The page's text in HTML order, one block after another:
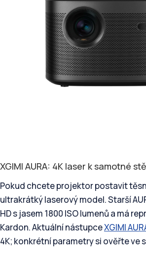
XGIMI AURA: 4K laser k samotné
Pokud chcete projektor postavit
ultrakrátký laserový model. Starší
HD s jasem 1800 ISO lumenů a má
Kardon. Aktuální nástupceXGIMI
4K; konkrétní parametry si ověřte ve